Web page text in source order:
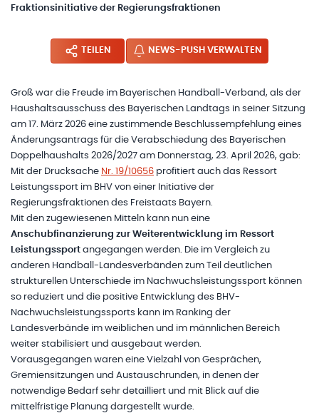
Fraktionsinitiative der Regierungsfraktionen
TEILEN NEWS-PUSH VERWALTEN
Groß war die Freude im Bayerischen Handball-Verband, als der
Haushaltsausschuss des Bayerischen Landtags in seiner Sitzung
am 17. März 2026 eine zustimmende Beschlussempfehlung eines
Änderungsantrags für die Verabschiedung des Bayerischen
Doppelhaushalts 2026/2027 am Donnerstag, 23. April 2026, gab:
Mit der Drucksache Nr. 19/10656 profitiert auch das Ressort
Leistungssport im BHV von einer Initiative der
Regierungsfraktionen des Freistaats Bayern.
Mit den zugewiesenen Mitteln kann nun eine
Anschubfinanzierung zur Weiterentwicklung im Ressort
Leistungssport angegangen werden. Die im Vergleich zu
anderen Handball-Landesverbänden zum Teil deutlichen
strukturellen Unterschiede im Nachwuchsleistungssport können
so reduziert und die positive Entwicklung des BHV-
Nachwuchsleistungssports kann im Ranking der
Landesverbände im weiblichen und im männlichen Bereich
weiter stabilisiert und ausgebaut werden.
Vorausgegangen waren eine Vielzahl von Gesprächen,
Gremiensitzungen und Austauschrunden, in denen der
notwendige Bedarf sehr detailliert und mit Blick auf die
mittelfristige Planung dargestellt wurde.